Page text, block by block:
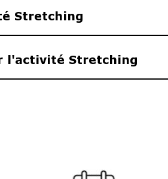
Stretching
l'activité Stretching